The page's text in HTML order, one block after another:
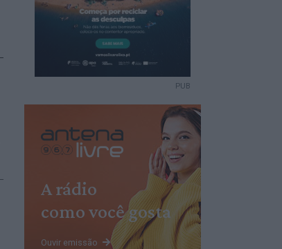
PUB
A rádio
como você gosta
Ouvir emissão